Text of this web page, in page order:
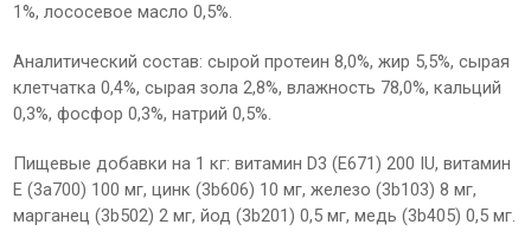
1%, лососевое масло 0,5%.
Aналитический состав: сырой протеин 8,0%, жир 5,5%, сырая
клетчатка 0,4%, сырая зола 2,8%, влажность 78,0%, кальций
0,3%, фосфор 0,3%, натрий 0,5%.
Пищевые добавки на 1 кг: витамин D3 (E671) 200 IU, витамин
E (3a700) 100 мг, цинк (3b606) 10 мг, железо (3b103) 8 мг,
марганец (3b502) 2 мг, йод (3b201) 0,5 мг, медь (3b405) 0,5 мг.